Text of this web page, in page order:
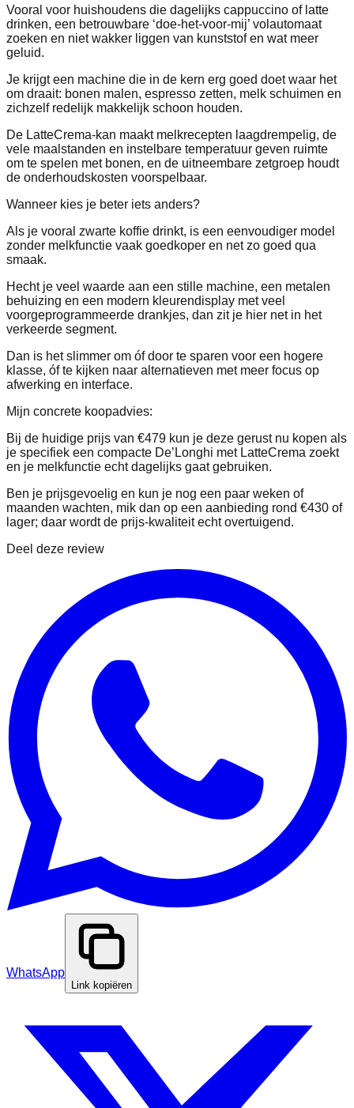
Vooral voor huishoudens die dagelijks cappuccino of latte
drinken, een betrouwbare ‘doe-het-voor-mij’ volautomaat
zoeken en niet wakker liggen van kunststof en wat meer
geluid.
Je krijgt een machine die in de kern erg goed doet waar het
om draait: bonen malen, espresso zetten, melk schuimen en
zichzelf redelijk makkelijk schoon houden.
De LatteCrema-kan maakt melkrecepten laagdrempelig, de
vele maalstanden en instelbare temperatuur geven ruimte
om te spelen met bonen, en de uitneembare zetgroep houdt
de onderhoudskosten voorspelbaar.
Wanneer kies je beter iets anders?
Als je vooral zwarte koffie drinkt, is een eenvoudiger model
zonder melkfunctie vaak goedkoper en net zo goed qua
smaak.
Hecht je veel waarde aan een stille machine, een metalen
behuizing en een modern kleurendisplay met veel
voorgeprogrammeerde drankjes, dan zit je hier net in het
verkeerde segment.
Dan is het slimmer om óf door te sparen voor een hogere
klasse, óf te kijken naar alternatieven met meer focus op
afwerking en interface.
Mijn concrete koopadvies:
Bij de huidige prijs van €479 kun je deze gerust nu kopen als
je specifiek een compacte De’Longhi met LatteCrema zoekt
en je melkfunctie echt dagelijks gaat gebruiken.
Ben je prijsgevoelig en kun je nog een paar weken of
maanden wachten, mik dan op een aanbieding rond €430 of
lager; daar wordt de prijs-kwaliteit echt overtuigend.
Deel deze review
WhatsApp
Link kopiëren